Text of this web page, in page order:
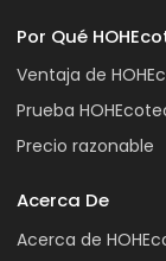
Por Qué
Ventaja de
Prueba
Precio razonable
Acerca De
Acerca de